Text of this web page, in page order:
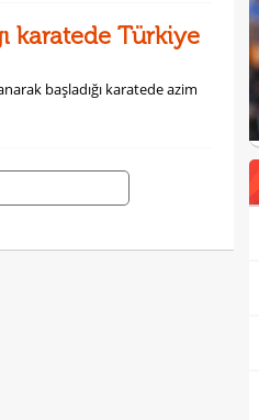
karatede Türkiye
başladığı karatede azim